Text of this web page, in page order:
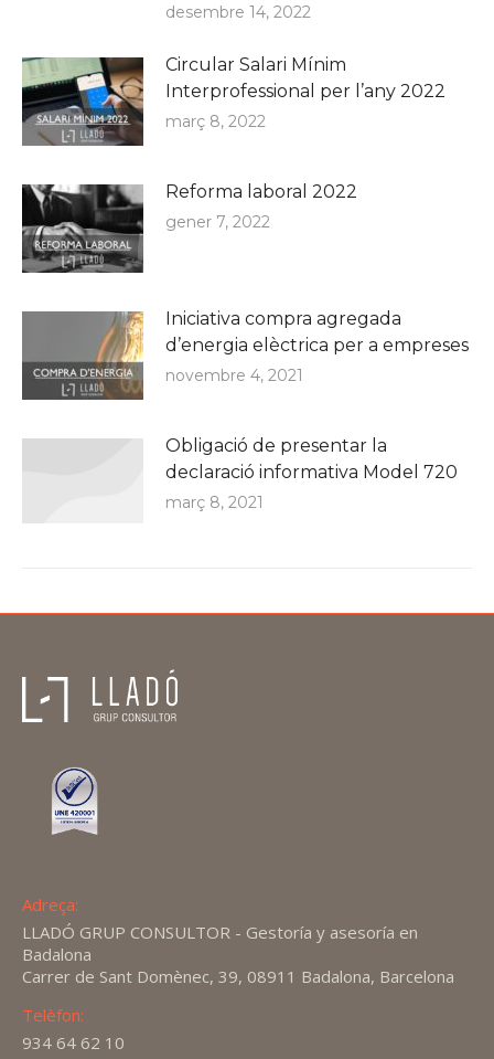
desembre 14, 2022
Circular Salari Mínim
Interprofessional per l’any 2022
març 8, 2022
Reforma laboral 2022
gener 7, 2022
Iniciativa compra agregada
d’energia elèctrica per a empreses
novembre 4, 2021
Obligació de presentar la
declaració informativa Model 720
març 8, 2021
Adreça:
LLADÓ GRUP CONSULTOR - Gestoría y asesoría en
Badalona
Carrer de Sant Domènec, 39, 08911 Badalona, Barcelona
Telèfon:
934 64 62 10